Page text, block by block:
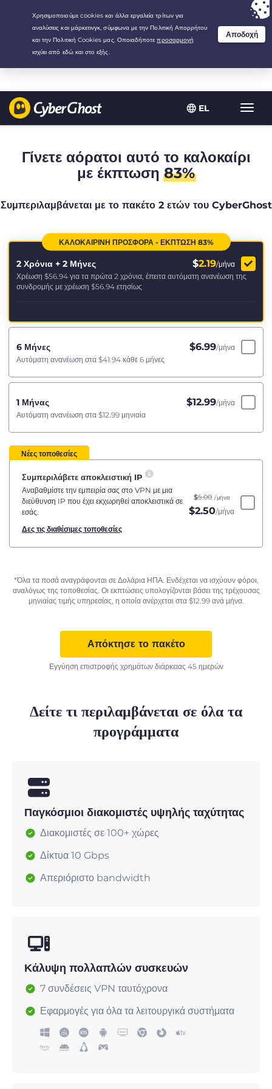
EL
Your choice:The Best Dealfor 2.1666666666667-years at $
/month
Γίνετε αόρατοι αυτό το καλοκαίρι
με έκπτωση83%
Συμπεριλαμβάνεται με το πακέτο 2 ετών του CyberGhost
ΚΑΛΟΚΑΙΡΙΝΉ ΠΡΟΣΦΟΡΆ - ΈΚΠΤΩΣΗ 83%
2 Χρόνια + 2 Μήνες $2.19/μήνα
Χρέωση $56.94 για τα πρώτα 2 χρόνια, έπειτα αυτόματη ανανέωση της
συνδρομής με χρέωση $56.94 ετησίως
6 Μήνες $6.99/μήνα
Αυτόματη ανανέωση στα $41.94 κάθε 6 μήνες
1 Μήνας $12.99/μήνα
Αυτόματη ανανέωση στα $12.99 μηνιαία
Νέες τοποθεσίες
Συμπεριλάβετε αποκλειστική IP
Αναβαθμίστε την εμπειρία σας στο VPN με μια
διεύθυνση IP που έχει εκχωρηθεί αποκλειστικά σε
εσάς.
Δες τις διαθέσιμες τοποθεσίες
$5.00 /μήνα
$2.50/μήνα
*Όλα τα ποσά αναγράφονται σε Δολάρια ΗΠΑ. Ενδέχεται να ισχύουν φόροι,
αναλόγως της τοποθεσίας. Οι εκπτώσεις υπολογίζονται βάσει της τρέχουσας
μηνιαίας τιμής υπηρεσίας, η οποία ανέρχεται στα $12.99ανά μήνα.
Απόκτησε το πακέτο
Εγγύηση επιστροφής χρημάτων διάρκειας 45 ημερών
Δείτε τι περιλαμβάνεται σε όλα τα
προγράμματα
Παγκόσμιοι διακομιστές υψηλής ταχύτητας
Διακομιστές σε 100+ χώρες
Δίκτυα 10 Gbps
Απεριόριστο bandwidth
Κάλυψη πολλαπλών συσκευών
7 συνδέσεις VPN ταυτόχρονα
Εφαρμογές για όλα τα λειτουργικά συστήματα